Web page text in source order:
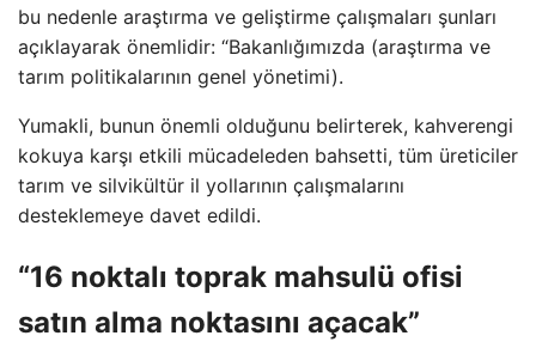
bu nedenle araştırma ve geliştirme çalışmaları şunları
açıklayarak önemlidir: “Bakanlığımızda (araştırma ve
tarım politikalarının genel yönetimi).
Yumakli, bunun önemli olduğunu belirterek, kahverengi
kokuya karşı etkili mücadeleden bahsetti, tüm üreticiler
tarım ve silvikültür il yollarının çalışmalarını
desteklemeye davet edildi.
“16 noktalı toprak mahsulü ofisi
satın alma noktasını açacak”